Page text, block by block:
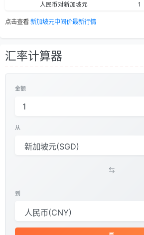
人民币对新加坡元
1
点击查看 新加坡元中间价最新行情
汇率计算器
金额
从
到